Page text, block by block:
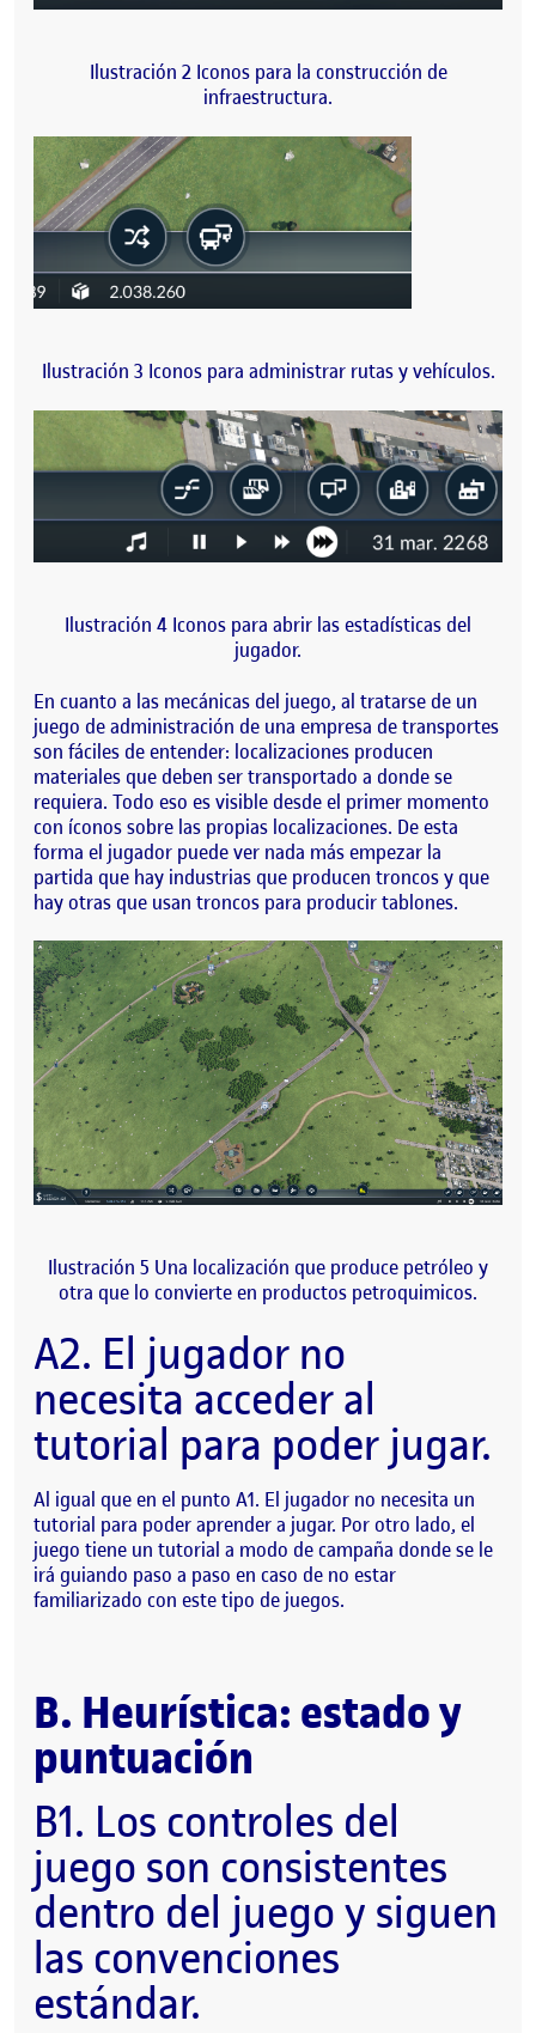
Ilustración 2 Iconos para la construcción de
infraestructura.
Ilustración 3 Iconos para administrar rutas y vehículos.
Ilustración 4 Iconos para abrir las estadísticas del
jugador.
En cuanto a las mecánicas del juego, al tratarse de un
juego de administración de una empresa de transportes
son fáciles de entender: localizaciones producen
materiales que deben ser transportado a donde se
requiera. Todo eso es visible desde el primer momento
con íconos sobre las propias localizaciones. De esta
forma el jugador puede ver nada más empezar la
partida que hay industrias que producen troncos y que
hay otras que usan troncos para producir tablones.
Ilustración 5 Una localización que produce petróleo y
otra que lo convierte en productos petroquimicos.
A2. El jugador no
necesita acceder al
tutorial para poder jugar.
Al igual que en el punto A1. El jugador no necesita un
tutorial para poder aprender a jugar. Por otro lado, el
juego tiene un tutorial a modo de campaña donde se le
irá guiando paso a paso en caso de no estar
familiarizado con este tipo de juegos.
B. Heurística: estado y
puntuación
B1. Los controles del
juego son consistentes
dentro del juego y siguen
las convenciones
estándar.